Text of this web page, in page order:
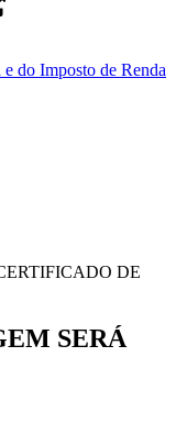
do Imposto de Renda
DE
SERÁ